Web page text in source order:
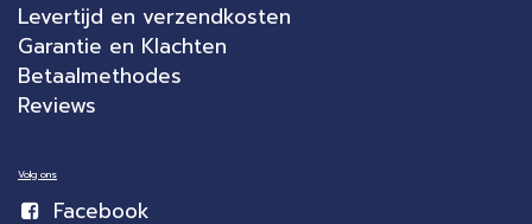
Levertijd en verzendkosten
Garantie en Klachten
Betaalmethodes
Reviews
Volg ons
Facebook